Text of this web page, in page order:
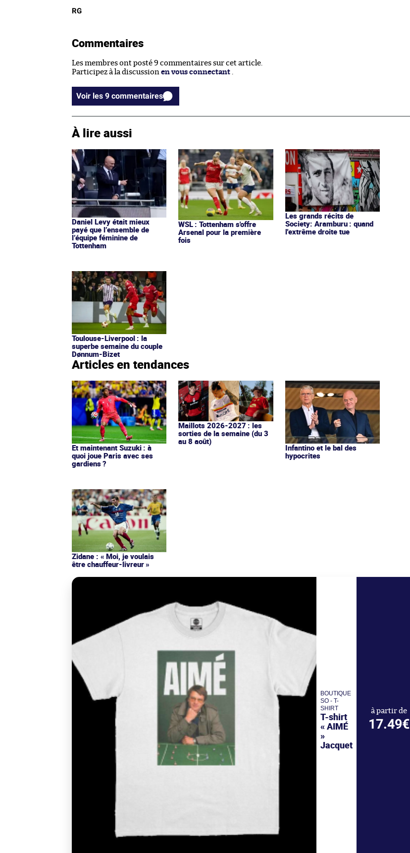
RG
Commentaires
Les membres ont posté 9 commentaires sur cet article.
Participez à la discussion en vous connectant
Voir les 9 commentaires
À lire aussi
Daniel Levy était mieux
payé que l’ensemble de
l’équipe féminine de
Tottenham
WSL : Tottenham s'offre
Arsenal pour la première
fois
Les grands récits de
Society: Aramburu : quand
l'extrême droite tue
Toulouse-Liverpool : la
superbe semaine du couple
Dønnum-Bizet
Articles en tendances
Et maintenant Suzuki : à
quoi joue Paris avec ses
gardiens ?
Maillots 2026-2027 : les
sorties de la semaine (du 3
au 8 août)
Infantino et le bal des
hypocrites
Zidane : « Moi, je voulais
être chauffeur-livreur »
BOUTIQUE
SO - T-
SHIRT
T-shirt
« AIMÉ
»
Jacquet
à partir de
17.49€